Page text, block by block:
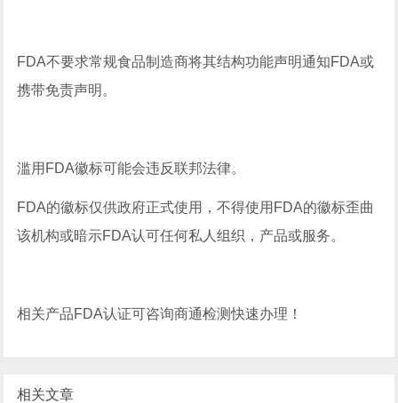
FDA不要求常规食品制造商将其结构功能声明通知FDA或
携带免责声明。
滥用FDA徽标可能会违反联邦法律。
FDA的徽标仅供政府正式使用，不得使用FDA的徽标歪曲
该机构或暗示FDA认可任何私人组织，产品或服务。
相关产品FDA认证可咨询商通检测快速办理！
相关文章